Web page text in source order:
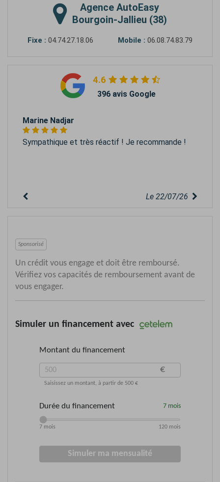
Agence AutoEasy
Bourgoin-Jallieu (38)
Fixe : 04.74.27.18.06 Mobile : 06.08.74.83.79
4.6
396 avis Google
Marine Nadjar
Sympathique et très réactif ! Je recommande !
Le 22/07/26